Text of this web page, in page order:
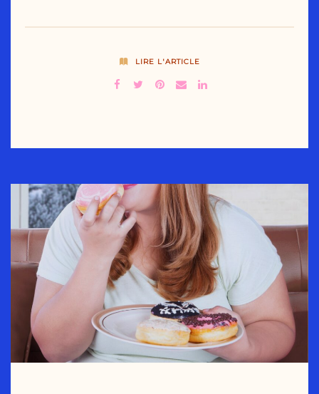
LIRE L'ARTICLE